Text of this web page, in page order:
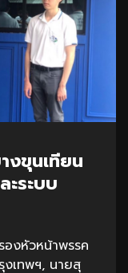
งขุนเทียน
ระบบ
องหัวหน้าพรรค
งเทพฯ, นายสุ